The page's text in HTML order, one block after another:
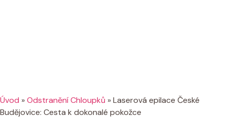
Úvod »Odstranění Chloupků »Laserová epilace České
Budějovice: Cesta k dokonalé pokožce